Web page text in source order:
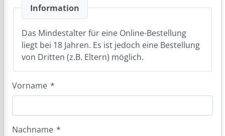
Information
Das Mindestalter für eine Online-Bestellung
liegt bei 18 Jahren. Es ist jedoch eine Bestellung
von Dritten (z.B. Eltern) möglich.
Vorname *
Nachname *